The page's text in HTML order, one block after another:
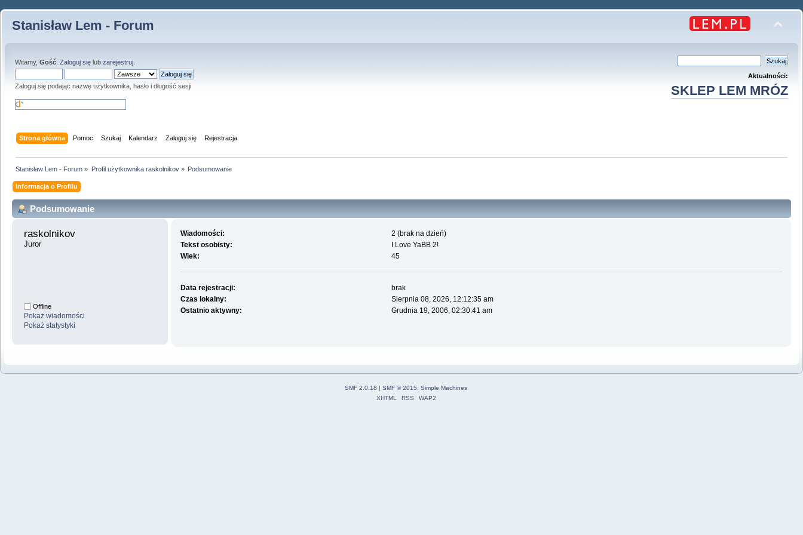
Stanisław Lem - Forum
Witamy, Gość Zaloguj się lub zarejestruj
Zaloguj się podając nazwę użytkownika, hasło i długość sesji
Aktualności:
SKLEP LEM MRÓZ
Strona główna Pomoc Szukaj Kalendarz Zaloguj się Rejestracja
Stanisław Lem - Forum » Profil użytkownika raskolnikov» Podsumowanie
Informacja o Profilu
Podsumowanie
raskolnikov
Juror
Offline
Pokaż wiadomości
Pokaż statystyki
Wiadomości:
2 (brak na dzień)
Tekst osobisty:
I Love YaBB 2!
Wiek:
45
Data rejestracji:
brak
Czas lokalny:
Sierpnia 08, 2026, 12:12:35 am
Ostatnio aktywny:
Grudnia 19, 2006, 02:30:41 am
SMF 2.0.18 | SMF © 2015, Simple Machines
XHTML
RSS WAP2